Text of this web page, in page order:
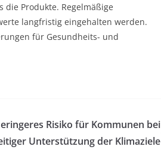
Produkte. Regelmäßige
langfristig eingehalten werden.
für Gesundheits- und
Risiko für Kommunen bei
Unterstützung der Klimaziele